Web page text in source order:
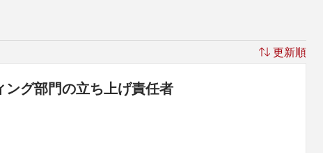
更新順
ング部門の立ち上げ責任者